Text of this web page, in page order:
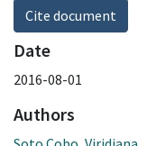
Cite document
Date
2016-08-01
Authors